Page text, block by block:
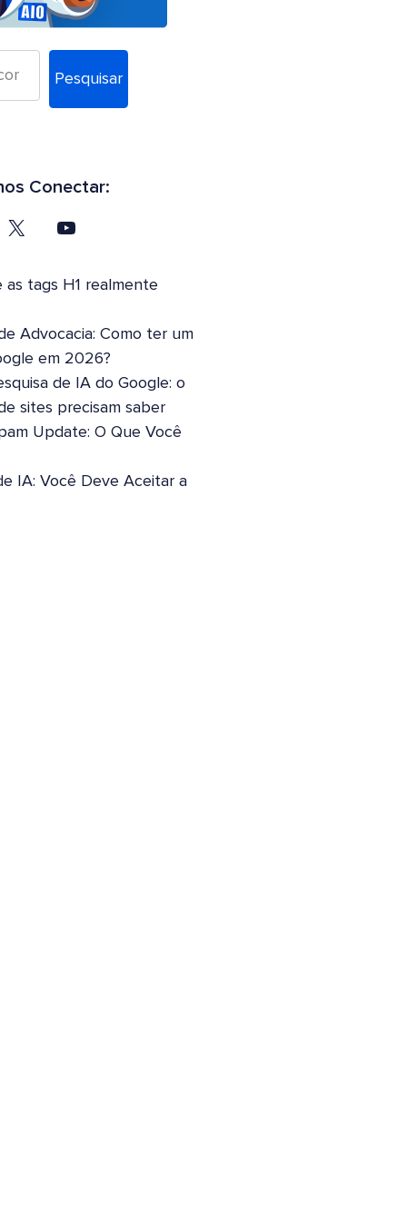
Pesquisar
Conectar:
as tags H1 realmente
Advocacia: Como ter um
em 2026?
de IA do Google: o
sites precisam saber
Update: O Que Você
IA: Você Deve Aceitar a